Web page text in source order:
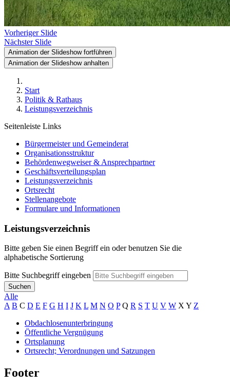
Vorheriger Slide
Nächster Slide
Animation der Slideshow fortführen
Animation der Slideshow anhalten
Start
Politik & Rathaus
Leistungsverzeichnis
Seitenleiste Links
Bürgermeister und Gemeinderat
Organisationsstruktur
Behördenwegweiser & Ansprechpartner
Geschäftsverteilungsplan
Leistungsverzeichnis
Ortsrecht
Stellenangebote
Formulare und Informationen
Leistungsverzeichnis
Bitte geben Sie einen Begriff ein oder benutzen Sie die
alphabetische Sortierung
Bitte Suchbegriff eingeben
Suchen
Alle
A B C D E F G H I J K L M N O P Q R S T U V W XY Z
Obdachlosenunterbringung
Öffentliche Vergnügung
Ortsplanung
Ortsrecht; Verordnungen und Satzungen
Footer